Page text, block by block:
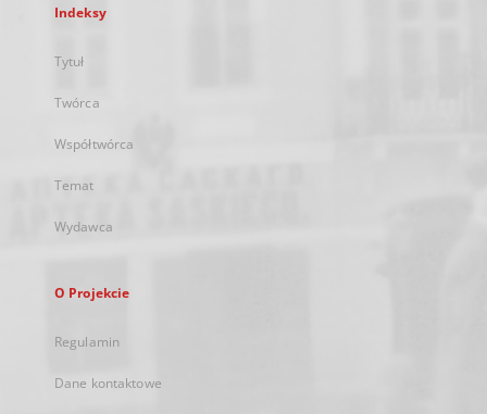
Indeksy
Tytuł
Twórca
Współtwórca
Temat
Wydawca
O Projekcie
Regulamin
Dane kontaktowe